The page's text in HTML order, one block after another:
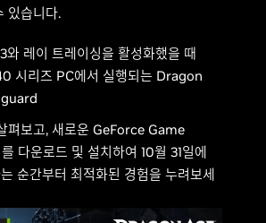
있습니다.
와 레이 트레이싱을 활성화했을 때
시리즈 PC에서 실행되는 Dragon
펴보고, 새로운 GeForce Game
다운로드 및 설치하여 10월 31일에
순간부터 최적화된 경험을 누려보세